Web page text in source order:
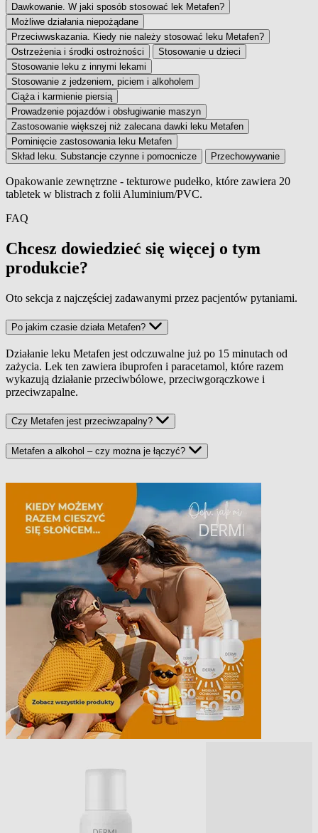
Dawkowanie. W jaki sposób stosować lek Metafen?
Możliwe działania niepożądane
Przeciwwskazania. Kiedy nie należy stosować leku Metafen?
Ostrzeżenia i środki ostrożności
Stosowanie u dzieci
Stosowanie leku z innymi lekami
Stosowanie z jedzeniem, piciem i alkoholem
Ciąża i karmienie piersią
Prowadzenie pojazdów i obsługiwanie maszyn
Zastosowanie większej niż zalecana dawki leku Metafen
Pominięcie zastosowania leku Metafen
Skład leku. Substancje czynne i pomocnicze
Przechowywanie
Wielkość opakowania
Opakowanie zewnętrzne - tekturowe pudełko, które zawiera 20
tabletek w blistrach z folii Aluminium/PVC.
FAQ
Chcesz dowiedzieć się więcej o tym
produkcie?
Oto sekcja z najczęściej zadawanymi przez pacjentów pytaniami.
Po jakim czasie działa Metafen?
Działanie leku Metafen jest odczuwalne już po 15 minutach od
zażycia. Lek ten zawiera ibuprofen i paracetamol, które razem
wykazują działanie przeciwbólowe, przeciwgorączkowe i
przeciwzapalne.
Czy Metafen jest przeciwzapalny?
Metafen a alkohol – czy można je łączyć?